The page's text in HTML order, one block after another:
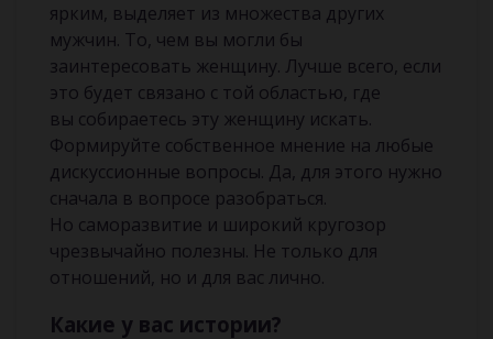
ярким, выделяет из множества других
мужчин. То, чем вы могли бы
заинтересовать женщину. Лучше всего, если
это будет связано с той областью, где
вы собираетесь эту женщину искать.
Формируйте собственное мнение на любые
дискуссионные вопросы. Да, для этого нужно
сначала в вопросе разобраться.
Но саморазвитие и широкий кругозор
чрезвычайно полезны. Не только для
отношений, но и для вас лично.
Какие у вас истории?